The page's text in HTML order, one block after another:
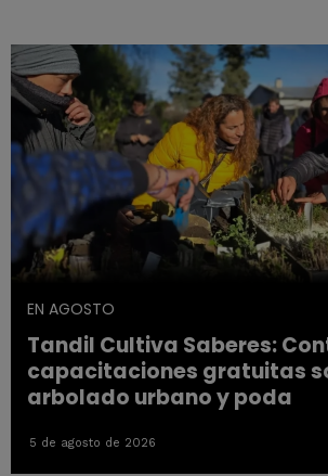
EN AGOSTO
Tandil Cultiva Saberes:
capacitaciones gratuitas
arbolado urbano y poda
5 de agosto de 2026